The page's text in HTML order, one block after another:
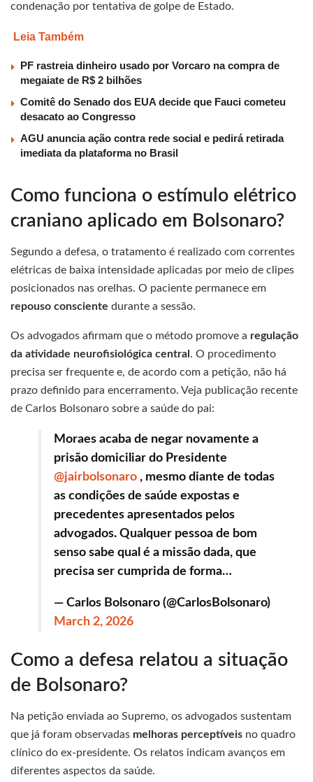
condenação por tentativa de golpe de Estado.
Leia Também
PF rastreia dinheiro usado por Vorcaro na compra de
megaiate de R$ 2 bilhões
Comitê do Senado dos EUA decide que Fauci cometeu
desacato ao Congresso
AGU anuncia ação contra rede social e pedirá retirada
imediata da plataforma no Brasil
Como funciona o estímulo elétrico
craniano aplicado em Bolsonaro?
Segundo a defesa, o tratamento é realizado com correntes
elétricas de baixa intensidade aplicadas por meio de clipes
posicionados nas orelhas. O paciente permanece em
repouso consciente durante a sessão.
Os advogados afirmam que o método promove a regulação
da atividade neurofisiológica central . O procedimento
precisa ser frequente e, de acordo com a petição, não há
prazo definido para encerramento. Veja publicação recente
de Carlos Bolsonaro sobre a saúde do pai:
Moraes acaba de negar novamente a
prisão domiciliar do Presidente
@jairbolsonaro , mesmo diante de todas
as condições de saúde expostas e
precedentes apresentados pelos
advogados. Qualquer pessoa de bom
senso sabe qual é a missão dada, que
precisa ser cumprida de forma…
— Carlos Bolsonaro (@CarlosBolsonaro)
March 2, 2026
Como a defesa relatou a situação
de Bolsonaro?
Na petição enviada ao Supremo, os advogados sustentam
que já foram observadas melhoras perceptíveis no quadro
clínico do ex-presidente. Os relatos indicam avanços em
diferentes aspectos da saúde.